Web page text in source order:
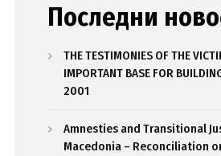
Последни
THE TESTIMONIES OF THE
IMPORTANT BASE FOR
2001
Amnesties and Transitional
Macedonia – Reconciliation